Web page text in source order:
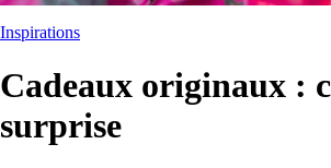
Inspirations
Cadeaux originaux :
surprise